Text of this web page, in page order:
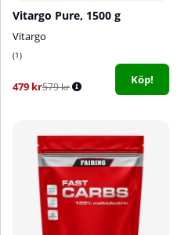
Vitargo Pure, 1500 g
Vitargo
1
479 kr579 kr
Köp!